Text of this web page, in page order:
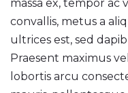
massa ex, tempor ac
convallis, metus a
ultrices est, sed
Praesent maximus
lobortis arcu